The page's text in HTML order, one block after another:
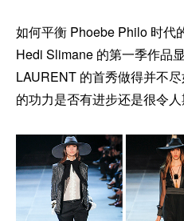
如何平衡 Phoebe Philo 时代
Hedi Slimane 的第一季作品
LAURENT 的首秀做得并不
的功力是否有进步还是很令人